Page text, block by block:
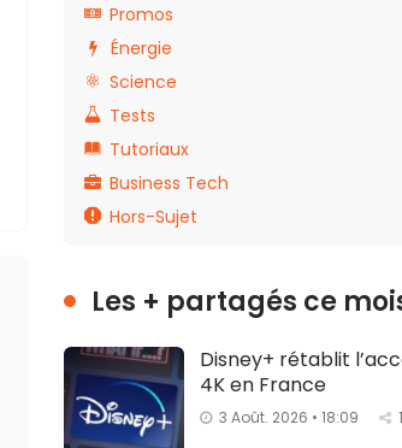
Promos
Énergie
Science
Tests
Tutoriaux
Business Tech
Hors-Sujet
Les + partagés ce
Disney+ rétablit
4K en France
3 Août. 2026 • 18:09